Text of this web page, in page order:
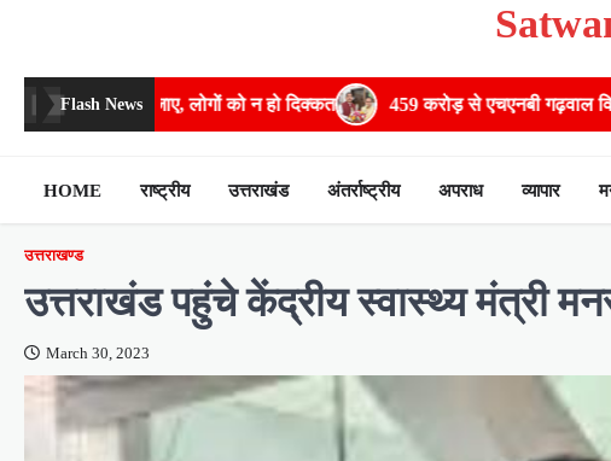
Flash News
को न हो दिक्कत 459 करोड़ से एचएनबी गढ़वाल विश्वविद्यालय में अनुसंधान
HOME राष्ट्रीय उत्तराखंड अंतर्राष्ट्रीय अपराध व्यापार
उत्तराखण्ड
उत्तराखंड पहुंचे केंद्रीय स्वास्थ्य मंत्री
March 30, 2023